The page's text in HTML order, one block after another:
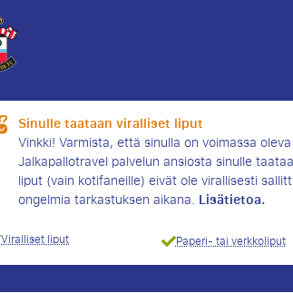
Sinulle taataan viralliset liput
Vinkki! Varmista, että sinulla on voimassa
Jalkapallotravel palvelun ansiosta sinulle
liput (vain kotifaneille) eivät ole virallisesti
ongelmia tarkastuksen aikana. Lisätietoa.
Viralliset liput Paperi- tai verkkoliput